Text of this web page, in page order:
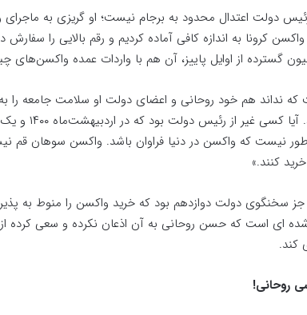
دولت اعتدال محدود به برجام نیست؛ او گریزی به
کرونا به اندازه کافی آماده کردیم و رقم بالایی را
گسترده از اوایل پاییز، آن هم با واردات عمده
زده
نیست که واکسن در دنیا فراوان باشد. واکسن سوهان قم
کنند.»
ای است که حسن روحانی به آن اذعان نکرده و سعی کرده
کند.
روحانی!